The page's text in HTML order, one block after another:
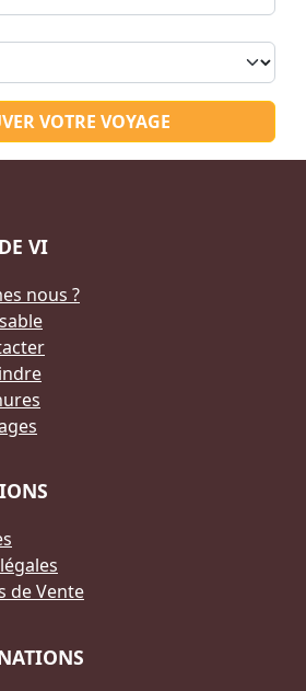
VOTRE VOYAGE
VI
nous ?
de Vente